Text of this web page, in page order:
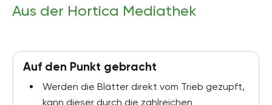
Aus der Hortica Mediathek
Auf den Punkt gebracht
Werden die Blätter direkt vom Trieb gezupft,
kann dieser durch die zahlreichen